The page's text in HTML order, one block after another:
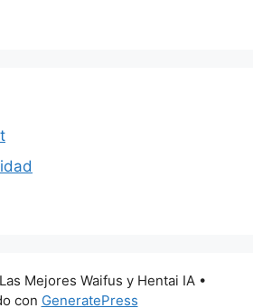
Mejores Waifus y Hentai IA•
con GeneratePress